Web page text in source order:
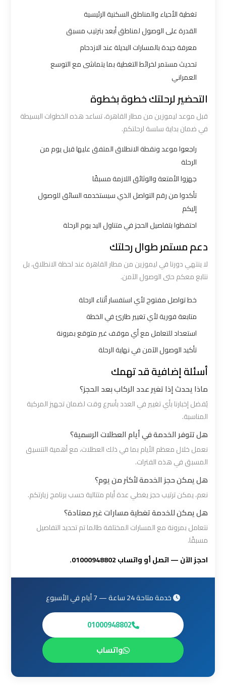
تغطية الأحياء والمناطق السكنية الرئيسية
القدرة على الوصول لمناطق أبعد بترتيب مسبق
معرفة جيدة بالمسارات البديلة عند الازدحام
تحديث مستمر لخرائط التغطية بما يتماشى مع التوسع
العمراني
التحضير لرحلتك خطوة بخطوة
قبل موعد ليموزين من مطار القاهرة، تساعد هذه الخطوات البسيطة
في ضمان بداية سلسة لرحلتكم.
راجعوا موعد ونقطة الانطلاق المتفق عليها قبل يوم من
الرحلة
جهزوا الأمتعة والوثائق اللازمة مسبقًا
تأكدوا من رقم التواصل الذي سيستخدمه السائق للوصول
إليكم
احتفظوا بتفاصيل الحجز في متناول اليد يوم الرحلة
دعم مستمر طوال رحلتك
لا ينتهي دورنا في ليموزين من مطار القاهرة عند لحظة الانطلاق، بل
نتابع معكم حتى الوصول الآمن.
خط تواصل مفتوح لأي استفسار أثناء الرحلة
متابعة فورية لأي تغيير طارئ في الخطة
استعداد للتعامل مع أي موقف غير متوقع بمرونة
تأكيد الوصول الآمن في نهاية الرحلة
أسئلة إضافية قد تهمك
ماذا يحدث إذا تغير عدد الركاب بعد الحجز؟
يُفضل إخبارنا بأي تغيير في العدد بأسرع وقت لضمان تجهيز المركبة
المناسبة.
هل تتوفر الخدمة في أيام العطلات الرسمية؟
نعمل خلال معظم الأيام بما في ذلك العطلات، مع أهمية التنسيق
المسبق في هذه الفترات.
هل يمكن حجز الخدمة لأكثر من يوم؟
نعم، يمكن ترتيب حجز يغطي عدة أيام متتالية حسب برنامج زيارتكم.
هل يمكن للخدمة تغطية مسارات غير معتادة؟
نتعامل بمرونة مع المسارات المختلفة طالما تم تحديد التفاصيل
مسبقًا.
احجز الآن — اتصل أو واتساب 01000948802.
خدمة متاحة 24 ساعة — 7 أيام في الأسبوع
01000948802
واتساب
ليموزين
اسكندرية
ليموزين
مطروح
ليموزين
الاسكندرية
القاهرة
ليموزين
القاهرة
للاسكندرية
ليموزين
من
ليموزين